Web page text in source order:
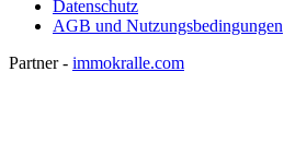
Datenschutz
AGB und Nutzungsbedingungen
Partner - immokralle.com